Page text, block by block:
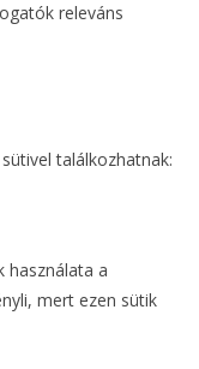
releváns
találkozhatnak:
használata a
mert ezen sütik